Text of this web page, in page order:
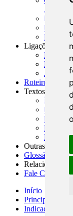
PMF -
Ligações
Links
Roteiros para
Textos
Índice
Editorial
Na
Fórum
Outras
Glossário
Relacionamento
Fale Conosco
Início
Principais
Indicadores